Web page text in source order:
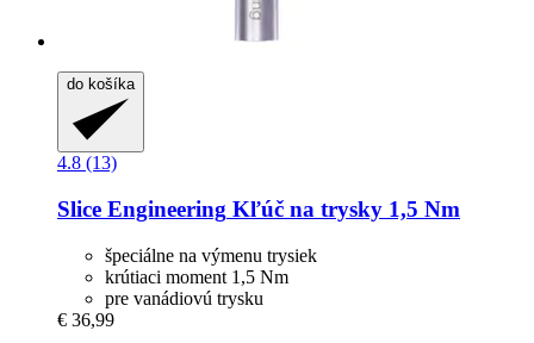
do košíka
4.8 (13)
Slice Engineering Kľúč na trysky 1,5 Nm
špeciálne na výmenu trysiek
krútiaci moment 1,5 Nm
pre vanádiovú trysku
€ 36,99